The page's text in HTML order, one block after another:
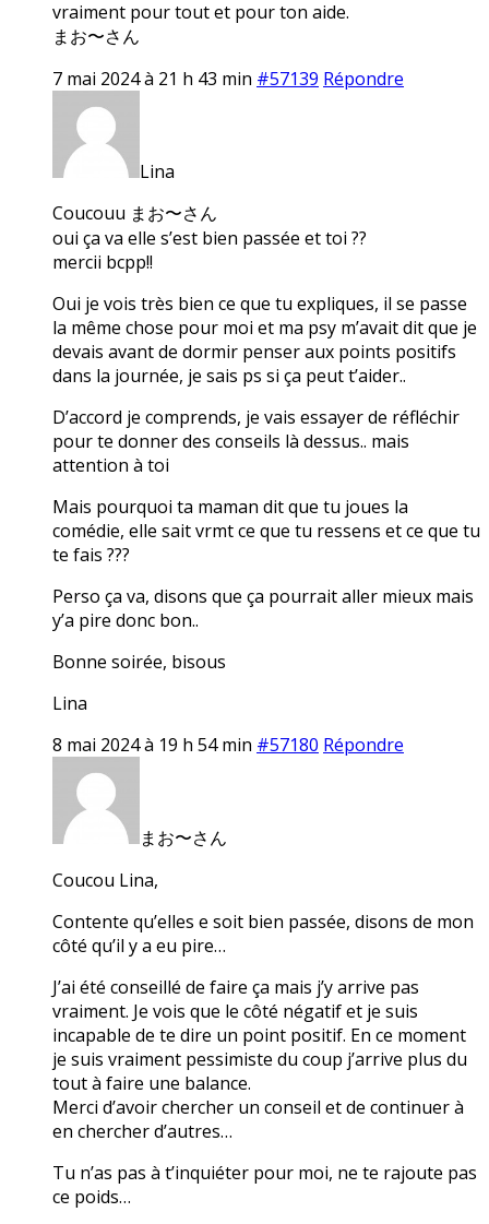
vraiment pour tout et pour ton aide.
まお〜さん
7 mai 2024 à 21 h 43 min #57139 Répondre
Lina
Coucouu まお〜さん
oui ça va elle s’est bien passée et toi ??
mercii bcpp!!
Oui je vois très bien ce que tu expliques, il se passe
la même chose pour moi et ma psy m’avait dit que je
devais avant de dormir penser aux points positifs
dans la journée, je sais ps si ça peut t’aider..
D’accord je comprends, je vais essayer de réfléchir
pour te donner des conseils là dessus.. mais
attention à toi
Mais pourquoi ta maman dit que tu joues la
comédie, elle sait vrmt ce que tu ressens et ce que tu
te fais ???
Perso ça va, disons que ça pourrait aller mieux mais
y’a pire donc bon..
Bonne soirée, bisous
Lina
8 mai 2024 à 19 h 54 min #57180 Répondre
まお〜さん
Coucou Lina,
Contente qu’elles e soit bien passée, disons de mon
côté qu’il y a eu pire…
J’ai été conseillé de faire ça mais j’y arrive pas
vraiment. Je vois que le côté négatif et je suis
incapable de te dire un point positif. En ce moment
je suis vraiment pessimiste du coup j’arrive plus du
tout à faire une balance.
Merci d’avoir chercher un conseil et de continuer à
en chercher d’autres…
Tu n’as pas à t’inquiéter pour moi, ne te rajoute pas
ce poids…